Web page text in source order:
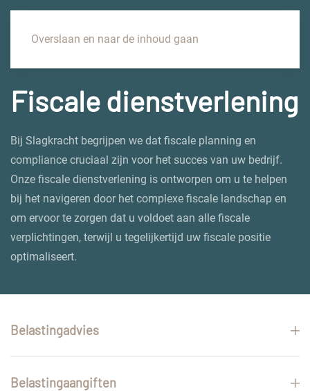
Overslaan en naar de inhoud gaan
Fiscale dienstverlening
Bij Slagkracht begrijpen we dat fiscale planning en
compliance cruciaal zijn voor het succes van uw bedrijf.
Onze fiscale dienstverlening is ontworpen om u te helpen
bij het navigeren door het complexe fiscale landschap en
om ervoor te zorgen dat u voldoet aan alle fiscale
verplichtingen, terwijl u tegelijkertijd uw fiscale positie
optimaliseert.
Belastingadvies
Belastingaangiften